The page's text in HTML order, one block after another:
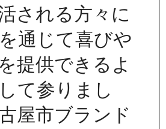
される方々に
通じて喜びや
提供できるよ
て参りまし
屋市ブランド